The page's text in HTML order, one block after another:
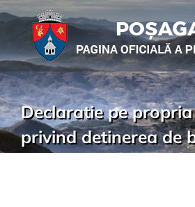
Declaratie pe
privind detinerea de